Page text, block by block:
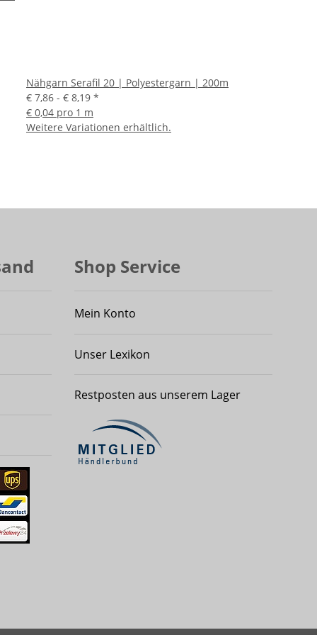
Nähgarn Serafil 20 | Polyestergarn | 200m
€ 7,86 - € 8,19 *
€ 0,04 pro 1 m
Weitere Variationen erhältlich.
Shop Service
Mein Konto
Unser Lexikon
Restposten aus unserem Lager